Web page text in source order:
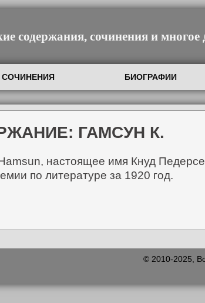
содержания, сочинения и многое
СОЧИНЕНИЯ БИОГРАФИИ
ГАМСУН К.
настоящее имя Кнуд
по литературе за 1920 год.
© 2010-2025,